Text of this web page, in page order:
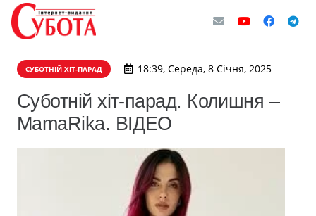
СУБОТНІЙ ХІТ-ПАРАД 18:39, Середа, 8 Січня, 2025
Суботній хіт-парад. Колишня –
MamaRika. ВІДЕО